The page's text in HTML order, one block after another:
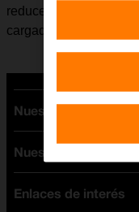
reduce el tiempo en el
cargado, lo cual
Nuestras tarifas
Tarifas Orange
Tarifas fibra y móvil
Tarifas móviles
Nuestros
Ofertas en móviles
Enlaces de interés